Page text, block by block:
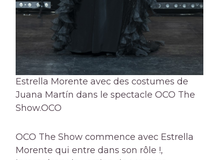
Estrella Morente avec des costumes de
Juana Martín dans le spectacle OCO The
Show.OCO
OCO The Show commence avec Estrella
Morente qui entre dans son rôle !,